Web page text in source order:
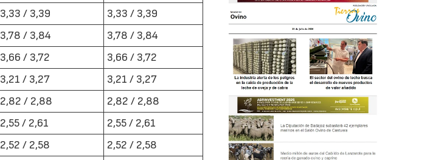
3,33 / 3,39
3,33 / 3,39
3,78 / 3,84
3,78 / 3,84
3,66 / 3,72
3,66 / 3,72
3,21 / 3,27
3,21 / 3,27
2,82 / 2,88
2,82 / 2,88
2,55 / 2,61
2,55 / 2,61
2,52 / 2,58
2,52 / 2,58